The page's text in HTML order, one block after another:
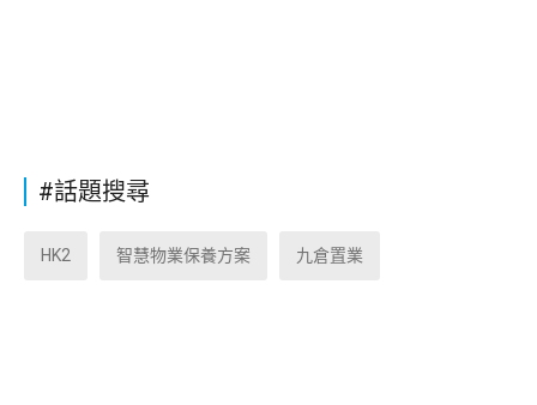
#話題搜尋
HK2 智慧物業保養方案 九倉置業